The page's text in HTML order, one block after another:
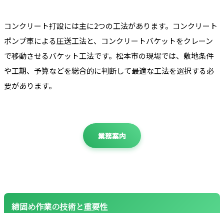
コンクリート打設には主に2つの工法があります。コンクリート
ポンプ車による圧送工法と、コンクリートバケットをクレーン
で移動させるバケット工法です。松本市の現場では、敷地条件
や工期、予算などを総合的に判断して最適な工法を選択する必
要があります。
業務案内
締固め作業の技術と重要性